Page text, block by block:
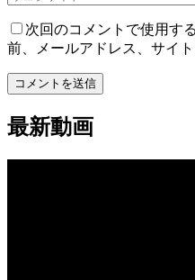
次回のコメントで使用す
前、メールアドレス、サイト
最新動画